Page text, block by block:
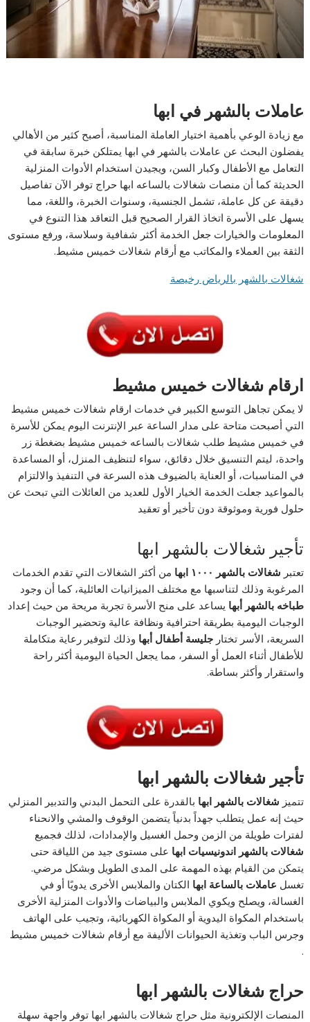
عاملات بالشهر في ابها
مع زيادة الوعي بأهمية اختيار العاملة المناسبة، أصبح كثير من الأهالي
يفضلون البحث عن عاملات بالشهر في ابها يمتلكن خبرة سابقة في
التعامل مع الأطفال وكبار السن، ويجيدن استخدام الأدوات المنزلية
الحديثة كما أن منصات شغالات بالساعه ابها حراج توفر الآن تفاصيل
دقيقة عن كل عاملة، تشمل الجنسية، وسنوات الخبرة، واللغة، مما
يسهل على الأسرة اتخاذ القرار الصحيح قبل التعاقد هذا التنوع في
المعلومات والخيارات جعل الخدمة أكثر شفافية وسلاسة، ورفع مستوى
الثقة بين العملاء والمكاتب مع أرقام شغالات خميس مشيط.
شغالات بالشهر بالرياض رخيصة
ارقام شغالات خميس مشيط
لا يمكن تجاهل التوسع الكبير في خدمات ارقام شغالات خميس مشيط
التي أصبحت متاحة على مدار الساعة عبر الإنترنت اليوم يمكن للأسرة
في خميس مشيط طلب شغالات بالساعه خميس مشيط بضغطة زر
واحدة، ليتم التنسيق خلال دقائق، سواء لتنظيف المنزل، أو المساعدة
في المناسبات، أو العناية بالضيوف هذه السرعة في التنفيذ والالتزام
بالمواعيد جعلت الخدمة الخيار الأول للعديد من العائلات التي تبحث عن
حلول فورية وموثوقة دون تأخير أو تعقيد
تأجير شغالات بالشهر ابها
تعتبر شغالات بالشهر ١٠٠٠ ابها من أكثر الشغالات التي تقدم الخدمات
المرغوبة وذلك لتناسبها مع مختلف الميزانيات العائلية، كما أن وجود
طباخه بالشهر أبها يساعد على منح الأسرة تجربة مريحة من حيث إعداد
الوجبات اليومية بطريقة احترافية ونظافة عالية وتحضير الوجبات
السريعة، الأسر تختارجليسة أطفال أبها وذلك لتوفير رعاية متكاملة
للأطفال أثناء العمل أو السفر، مما يجعل الحياة اليومية أكثر راحة
واستقرار وأكثر بساطة.
تأجير شغالات بالشهر ابها
تتميز شغالات بالشهر ابها بالقدرة على التحمل البدني والتدبير المنزلي
حيث إنه عمل يتطلب جهداً بدنياً يتضمن الوقوف والمشي والانحناء
لفترات طويلة من الزمن وحمل الغسيل والإمدادات، لذلك فجميع
شغالات بالشهر اندونيسيات ابها على مستوى جيد من اللياقة حتى
يتمكن من القيام بهذه المهمة على المدى الطويل وبشكل مرضي.
تغسل عاملات بالساعة ابها الكتان والملابس الأخرى يدويًا أو في
الغسالة، ويصلح ويكوي الملابس والبياضات والأدوات المنزلية الأخرى
باستخدام المكواة اليدوية أو المكواة الكهربائية، وتجيب على الهاتف
وجرس الباب وتغذية الحيوانات الأليفة مع أرقام شغالات خميس مشيط
.
حراج شغالات بالشهر ابها
المنصات الإلكترونية مثل حراج شغالات بالشهر ابها توفر واجهة سهلة